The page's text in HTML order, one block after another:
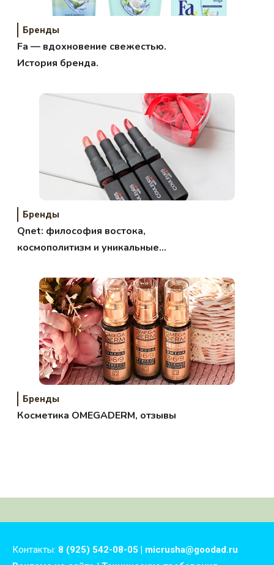
Бренды
Fa — вдохновение свежестью.
История бренда.
Бренды
Qnet: философия востока,
космополитизм и уникальные
Бренды
Косметика OMEGADERM, отзывы
Контакты: 8 (925) 542-08-05 | micrusha@goodad.ru